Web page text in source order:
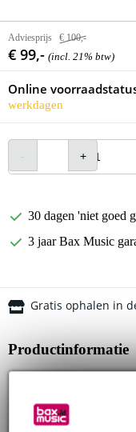
Adviesprijs € 100,-
€ 99,- (incl. 21% btw)
Online
werkdagen
30 dagen 'niet goed
3 jaar Bax Music
Gratis ophalen in
Productinformatie
Afwerking: